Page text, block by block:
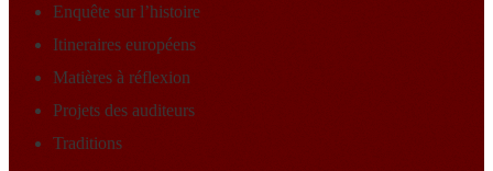
Enquête sur l’histoire
Itineraires européens
Matières à réflexion
Projets des auditeurs
Traditions